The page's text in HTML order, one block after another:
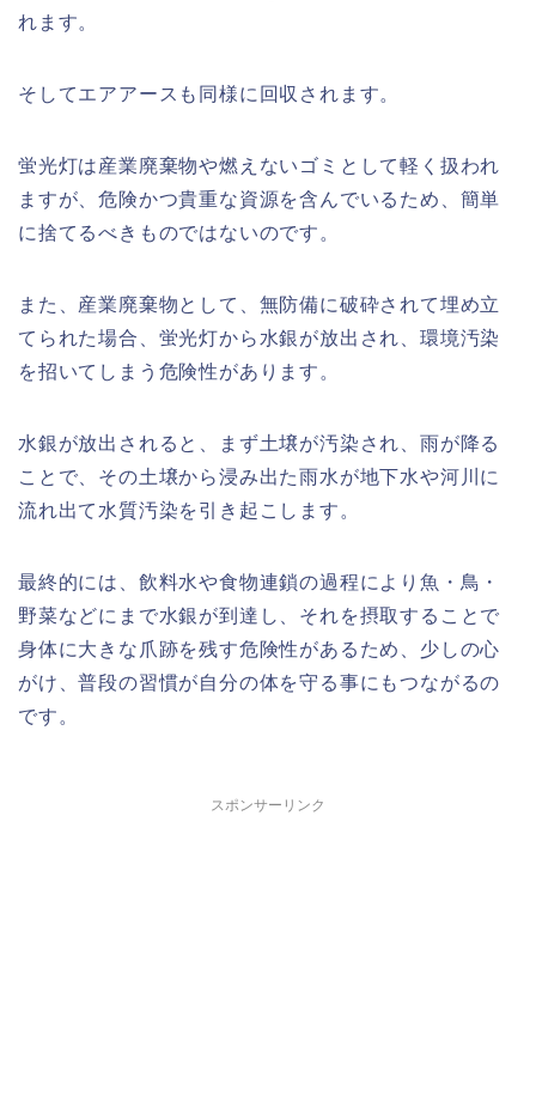
れます。
そしてエアアースも同様に回収されます。
蛍光灯は産業廃棄物や燃えないゴミとして軽く扱われ
ますが、危険かつ貴重な資源を含んでいるため、簡単
に捨てるべきものではないのです。
また、産業廃棄物として、無防備に破砕されて埋め立
てられた場合、蛍光灯から水銀が放出され、環境汚染
を招いてしまう危険性があります。
水銀が放出されると、まず土壌が汚染され、雨が降る
ことで、その土壌から浸み出た雨水が地下水や河川に
流れ出て水質汚染を引き起こします。
最終的には、飲料水や食物連鎖の過程により魚・鳥・
野菜などにまで水銀が到達し、それを摂取することで
身体に大きな爪跡を残す危険性があるため、少しの心
がけ、普段の習慣が自分の体を守る事にもつながるの
です。
スポンサーリンク